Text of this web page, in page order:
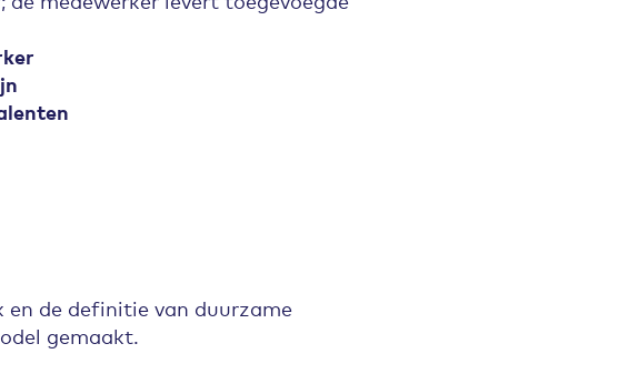
en de definitie van duurzame
gemaakt.